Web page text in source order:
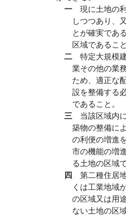
一 現に土地の
しつつあり、
とが確実であ
区域であること
二 特定大規模
業その他の業
ため、適正な
設を整備する
であること。
三 当該区域内
築物の整備に
の利便の増進
市の機能の増
る土地の区域
四 第二種住居
くは工業地域
の区域又は用
ない土地の区